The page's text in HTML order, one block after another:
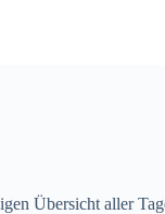
Übersicht aller